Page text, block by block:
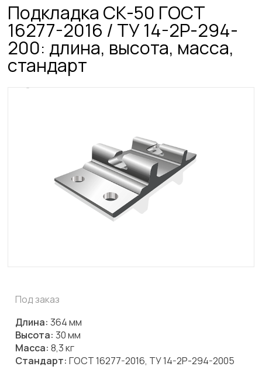
Подкладка СК-50 ГОСТ
16277-2016 / ТУ 14-2Р-294-
200: длина, высота, масса,
стандарт
Под заказ
Длина: 364 мм
Высота: 30 мм
Масса: 8,3 кг
Стандарт: ГОСТ 16277-2016, ТУ 14-2Р-294-2005